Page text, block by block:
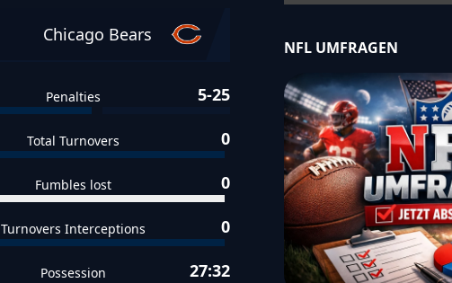
Chicago Bears
Penalties 5-25
Total Turnovers 0
Fumbles lost 0
Turnovers Interceptions 0
Possession 27:32
NFL UMFRAGEN